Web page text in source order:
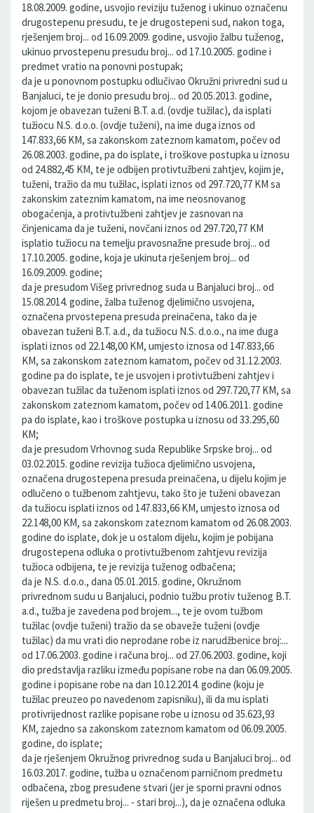
18.08.2009. godine, usvojio reviziju tuženog i ukinuo označenu
drugostepenu presudu, te je drugostepeni sud, nakon toga,
rješenjem broj... od 16.09.2009. godine, usvojio žalbu tuženog,
ukinuo prvostepenu presudu broj... od 17.10.2005. godine i
predmet vratio na ponovni postupak;
da je u ponovnom postupku odlučivao Okružni privredni sud u
Banjaluci, te je donio presudu broj... od 20.05.2013. godine,
kojom je obavezan tuženi B.T. a.d. (ovdje tužilac), da isplati
tužiocu N.S. d.o.o. (ovdje tuženi), na ime duga iznos od
147.833,66 KM, sa zakonskom zateznom kamatom, počev od
26.08.2003. godine, pa do isplate, i troškove postupka u iznosu
od 24.882,45 KM, te je odbijen protivtužbeni zahtjev, kojim je,
tuženi, tražio da mu tužilac, isplati iznos od 297.720,77 KM sa
zakonskim zateznim kamatom, na ime neosnovanog
obogaćenja, a protivtužbeni zahtjev je zasnovan na
činjenicama da je tuženi, novčani iznos od 297.720,77 KM
isplatio tužiocu na temelju pravosnažne presude broj... od
17.10.2005. godine, koja je ukinuta rješenjem broj... od
16.09.2009. godine;
da je presudom Višeg privrednog suda u Banjaluci broj... od
15.08.2014. godine, žalba tuženog djelimično usvojena,
označena prvostepena presuda preinačena, tako da je
obavezan tuženi B.T. a.d., da tužiocu N.S. d.o.o., na ime duga
isplati iznos od 22.148,00 KM, umjesto iznosa od 147.833,66
KM, sa zakonskom zateznom kamatom, počev od 31.12.2003.
godine pa do isplate, te je usvojen i protivtužbeni zahtjev i
obavezan tužilac da tuženom isplati iznos od 297.720,77 KM, sa
zakonskom zateznom kamatom, počev od 14.06.2011. godine
pa do isplate, kao i troškove postupka u iznosu od 33.295,60
KM;
da je presudom Vrhovnog suda Republike Srpske broj... od
03.02.2015. godine revizija tužioca djelimično usvojena,
označena drugostepena presuda preinačena, u dijelu kojim je
odlučeno o tužbenom zahtjevu, tako što je tuženi obavezan
da tužiocu isplati iznos od 147.833,66 KM, umjesto iznosa od
22.148,00 KM, sa zakonskom zateznom kamatom od 26.08.2003.
godine do isplate, dok je u ostalom dijelu, kojim je pobijana
drugostepena odluka o protivtužbenom zahtjevu revizija
tužioca odbijena, te je revizija tuženog odbačena;
da je N.S. d.o.o., dana 05.01.2015. godine, Okružnom
privrednom sudu u Banjaluci, podnio tužbu protiv tuženog B.T.
a.d., tužba je zavedena pod brojem..., te je ovom tužbom
tužilac (ovdje tuženi) tražio da se obaveže tuženi (ovdje
tužilac) da mu vrati dio neprodane robe iz narudžbenice broj:...
od 17.06.2003. godine i računa broj... od 27.06.2003. godine, koji
dio predstavlja razliku između popisane robe na dan 06.09.2005.
godine i popisane robe na dan 10.12.2014. godine (koju je
tužilac preuzeo po navedenom zapisniku), ili da mu isplati
protivrijednost razlike popisane robe u iznosu od 35.623,93
KM, zajedno sa zakonskom zateznom kamatom od 06.09.2005.
godine, do isplate;
da je rješenjem Okružnog privrednog suda u Banjaluci broj... od
16.03.2017. godine, tužba u označenom parničnom predmetu
odbačena, zbog presuđene stvari (jer je sporni pravni odnos
riješen u predmetu broj... - stari broj...), da je označena odluka